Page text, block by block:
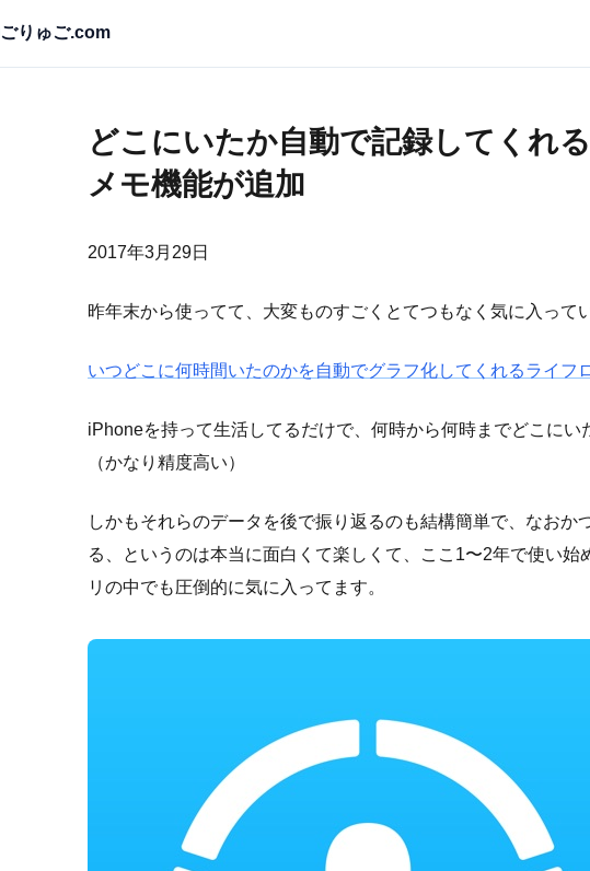
ごりゅご.com
どこにいたか自動で記録してくれ
メモ機能が追加
2017年3月29日
昨年末から使ってて、大変ものすごくとてつもなく気に入って
いつどこに何時間いたのかを自動でグラフ化してくれるライフ
iPhoneを持って生活してるだけで、何時から何時までどこにい
（かなり精度高い）
しかもそれらのデータを後で振り返るのも結構簡単で、なおか
る、というのは本当に面白くて楽しくて、ここ1〜2年で使い始
リの中でも圧倒的に気に入ってます。